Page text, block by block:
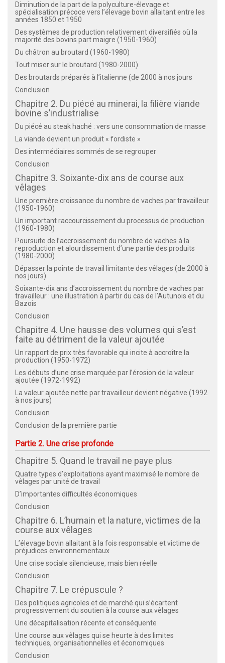
Diminution de la part de la polyculture-élevage et
spécialisation précoce vers l’élevage bovin allaitant entre les
années 1850 et 1950
Des systèmes de production relativement diversifiés où la
majorité des bovins part maigre (1950-1960)
Du châtron au broutard (1960-1980)
Tout miser sur le broutard (1980-2000)
Des broutards préparés à l’italienne (de 2000 à nos jours
Conclusion
Chapitre 2. Du piécé au minerai, la filière viande
bovine s’industrialise
Du piécé au steak haché : vers une consommation de masse
La viande devient un produit « fordiste »
Des intermédiaires sommés de se regrouper
Conclusion
Chapitre 3. Soixante-dix ans de course aux
vêlages
Une première croissance du nombre de vaches par travailleur
(1950-1960)
Un important raccourcissement du processus de production
(1960-1980)
Poursuite de l’accroissement du nombre de vaches à la
reproduction et alourdissement d’une partie des produits
(1980-2000)
Dépasser la pointe de travail limitante des vêlages (de 2000 à
nos jours)
Soixante-dix ans d’accroissement du nombre de vaches par
travailleur : une illustration à partir du cas de l’Autunois et du
Bazois
Conclusion
Chapitre 4. Une hausse des volumes qui s’est
faite au détriment de la valeur ajoutée
Un rapport de prix très favorable qui incite à accroître la
production (1950-1972)
Les débuts d’une crise marquée par l’érosion de la valeur
ajoutée (1972-1992)
La valeur ajoutée nette par travailleur devient négative (1992
à nos jours)
Conclusion
Conclusion de la première partie
Partie 2. Une crise profonde
Chapitre 5. Quand le travail ne paye plus
Quatre types d’exploitations ayant maximisé le nombre de
vêlages par unité de travail
D’importantes difficultés économiques
Conclusion
Chapitre 6. L’humain et la nature, victimes de la
course aux vêlages
L’élevage bovin allaitant à la fois responsable et victime de
préjudices environnementaux
Une crise sociale silencieuse, mais bien réelle
Conclusion
Chapitre 7. Le crépuscule ?
Des politiques agricoles et de marché qui s’écartent
progressivement du soutien à la course aux vêlages
Une décapitalisation récente et conséquente
Une course aux vêlages qui se heurte à des limites
techniques, organisationnelles et économiques
Conclusion